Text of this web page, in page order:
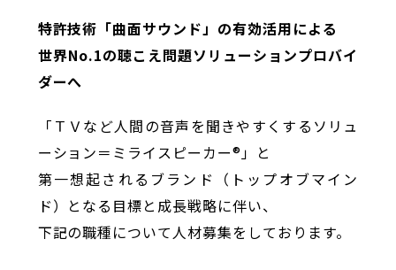
特許技術「曲面サウンド」の有効活用による
世界No.1の聴こえ問題ソリューションプロバイ
ダーへ
「ＴＶなど人間の音声を聞きやすくするソリュ
ーション＝ミライスピーカー®」と
第一想起されるブランド（トップオブマイン
ド）となる目標と成長戦略に伴い、
下記の職種について人材募集をしております。